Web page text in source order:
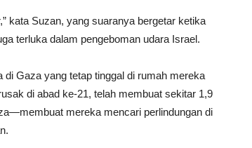
kata Suzan, yang suaranya bergetar ketika
terluka dalam pengeboman udara Israel.
Gaza yang tetap tinggal di rumah mereka
di abad ke-21, telah membuat sekitar 1,9
mereka mencari perlindungan di